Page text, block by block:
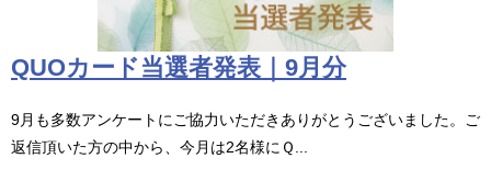
QUOカード当選者発表｜9月分
9月も多数アンケートにご協力いただきありがとうございました。ご
返信頂いた方の中から、今月は2名様にＱ...